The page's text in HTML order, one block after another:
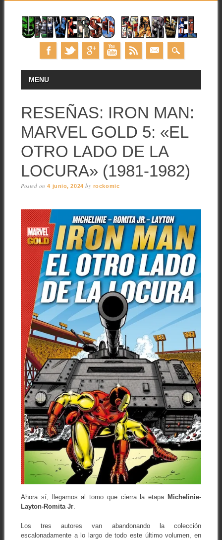
MAIN MENU
MENU
RESEÑAS: IRON MAN:
MARVEL GOLD 5: «EL
OTRO LADO DE LA
LOCURA» (1981-1982)
Posted on4 junio, 2024 by rockomic
Ahora sí, llegamos al tomo que cierra la etapa Michelinie-
Layton-Romita Jr.
Los tres autores van abandonando la colección
escalonadamente a lo largo de todo este último volumen, en